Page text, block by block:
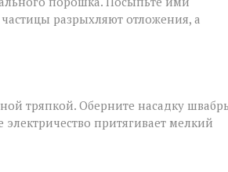
разрыхляют отложения, а
тряпкой. Оберните насадку
притягивает мелкий